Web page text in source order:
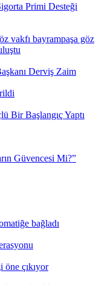
Primi Desteği
vakfı bayrampaşa göz
Derviş Zaim
Bir Başlangıç Yaptı
Güvencesi Mi?”
bağladı
öne çıkıyor